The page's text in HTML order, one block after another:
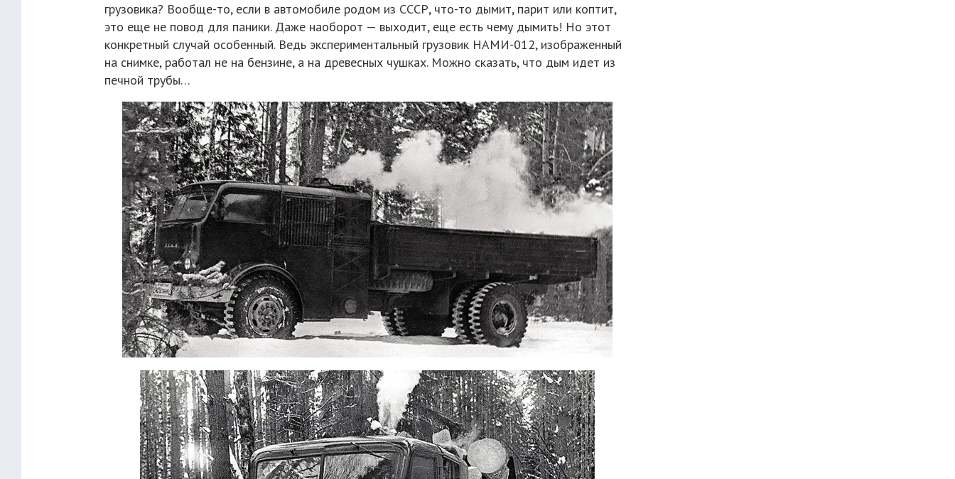
грузовика? Вообще-то, если в автомобиле родом из СССР, что-то дымит, парит или коптит,
это еще не повод для паники. Даже наоборот — выходит, еще есть чему дымить! Но этот
конкретный случай особенный. Ведь экспериментальный грузовик НАМИ-012, изображенный
на снимке, работал не на бензине, а на древесных чушках. Можно сказать, что дым идет из
печной трубы…